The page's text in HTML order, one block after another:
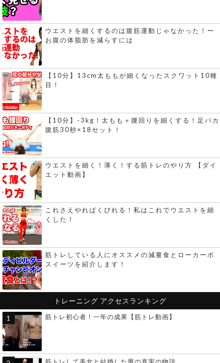
ウエストを細くするのは腹筋運動じゃなかった！ー
お腹の体脂肪を減らすには
【10分】13cm太ももが細くなったスクワット10種
目！
【10分】-3kg！太もも＋腰回りを細くする！足パカ
腹筋30秒×18セット！
ウエストを細く！薄く！する筋トレのやり方 【ダイ
エット動画】
これさえやればくびれる！私はこれでウエストを細
くした！
筋トレしている人にオススメの減量食とローカーボ
スイーツを紹介します！
トレーニング アクセスランキング
筋トレ初心者！一年の成果【筋トレ動画】